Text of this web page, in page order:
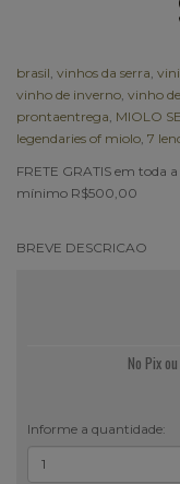
brasil vinhos da serra
vinho de inverno vinho
prontaentrega MIOLO
legendaries of miolo 7
FRETE GRATIS em toda
mínimo R$500,00
BREVE DESCRICAO
No Pix
Informe a quantidade: